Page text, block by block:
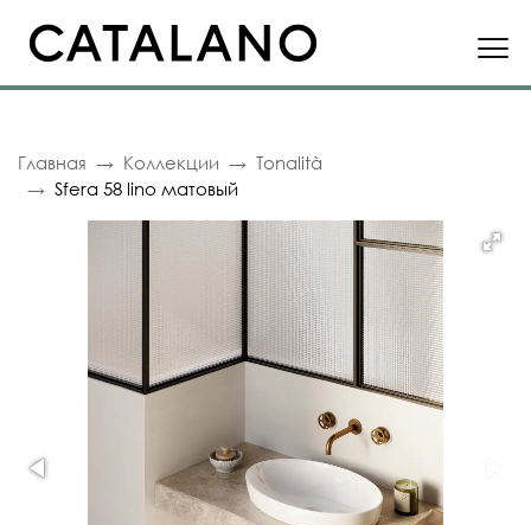
Главная Коллекции
Tonalità
Sfera 58 lino матовый